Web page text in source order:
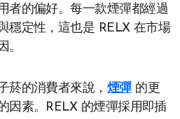
者的偏好。每一款煙彈都經過
穩定性，這也是 RELX 在市場
。
菸的消費者來說， 煙彈的更
因素。RELX 的煙彈採用即插